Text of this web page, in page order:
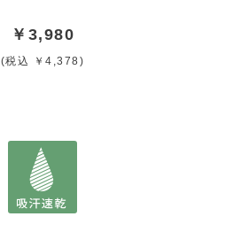
￥3,980
(税込 ￥4,378)